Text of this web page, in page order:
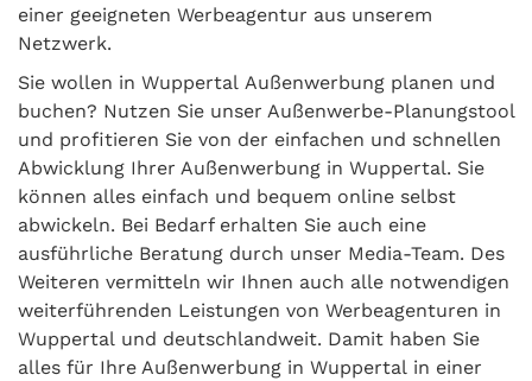
einer geeigneten Werbeagentur aus unserem
Netzwerk.
Sie wollen in Wuppertal Außenwerbung planen und
buchen? Nutzen Sie unser Außenwerbe-Planungstool
und profitieren Sie von der einfachen und schnellen
Abwicklung Ihrer Außenwerbung in Wuppertal. Sie
können alles einfach und bequem online selbst
abwickeln. Bei Bedarf erhalten Sie auch eine
ausführliche Beratung durch unser Media-Team. Des
Weiteren vermitteln wir Ihnen auch alle notwendigen
weiterführenden Leistungen von Werbeagenturen in
Wuppertal und deutschlandweit. Damit haben Sie
alles für Ihre Außenwerbung in Wuppertal in einer